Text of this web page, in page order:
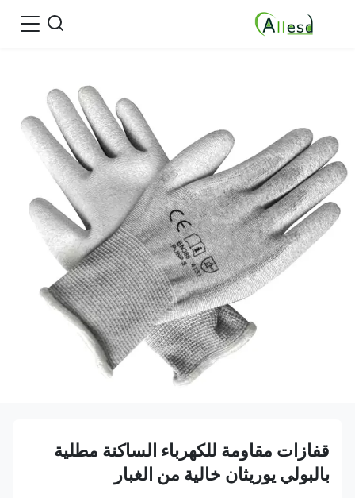
قفازات مقاومة للكهرباء الساكنة مطلية
بالبولي يوريثان خالية من الغبار